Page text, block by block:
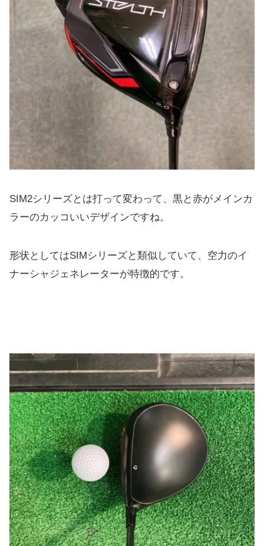
SIM2シリーズとは打って変わって、黒と赤がメインカ
ラーのカッコいいデザインですね。
形状としてはSIMシリーズと類似していて、空力のイ
ナーシャジェネレーターが特徴的です。